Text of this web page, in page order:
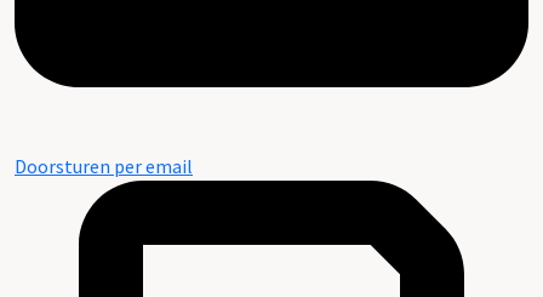
Doorsturen per email